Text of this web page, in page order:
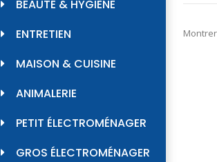
BEAUTÉ & HYGIÈNE
ENTRETIEN
MAISON & CUISINE
ANIMALERIE
PETIT ÉLECTROMÉNAGER
GROS ÉLECTROMÉNAGER